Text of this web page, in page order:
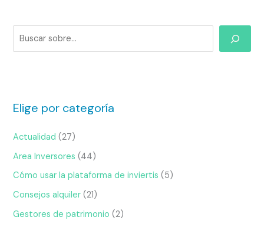
Elige por categoría
Actualidad (27)
Area Inversores (44)
Cómo usar la plataforma de inviertis (5)
Consejos alquiler (21)
Gestores de patrimonio (2)